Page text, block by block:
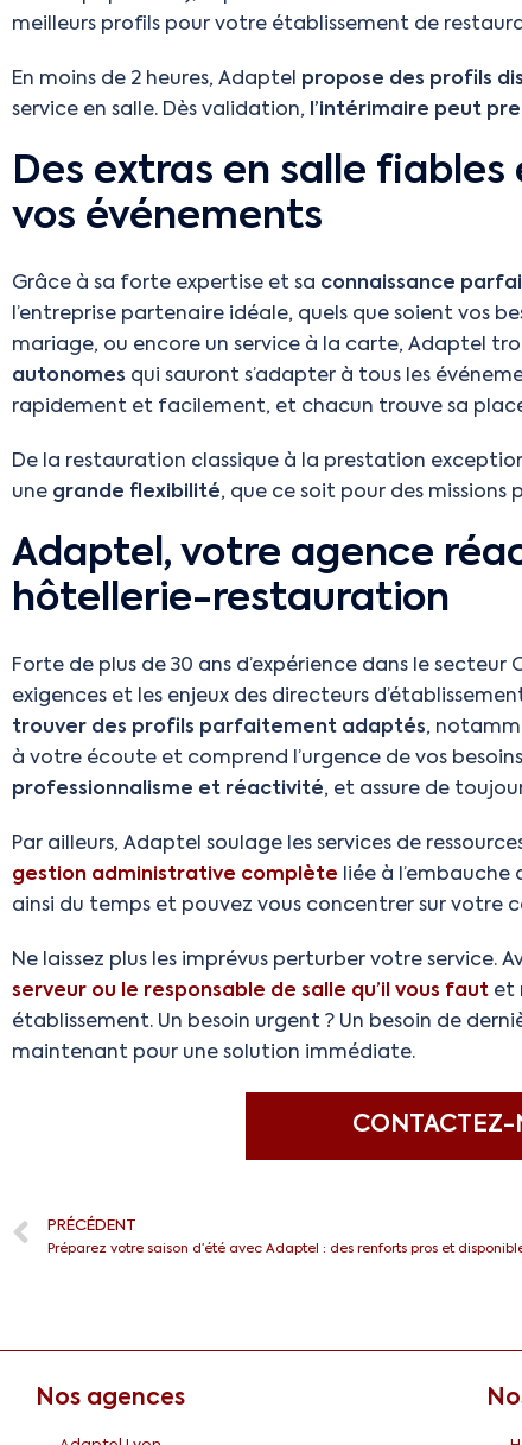
meilleurs profils pour votre établissement de
En moins de 2 heures, Adaptel propose des profils
service en salle. Dès validation, l’intérimaire peut
Des extras en salle
vos événements
Grâce à sa forte expertise et sa connaissance
l’entreprise partenaire idéale, quels que soient vos
mariage, ou encore un service à la carte, Adaptel
autonomes qui sauront s’adapter à tous les
rapidement et facilement, et chacun trouve sa
De la restauration classique à la prestation
une grande flexibilité, que ce soit pour des
Adaptel, votre agence
hôtellerie-restauration
Forte de plus de 30 ans d’expérience dans le
exigences et les enjeux des directeurs
trouver des profils parfaitement adaptés,
à votre écoute et comprend l’urgence de vos
professionnalisme et réactivité, et assure de
Par ailleurs, Adaptel soulage les services de
gestion administrative complète liée à
ainsi du temps et pouvez vous concentrer sur votre
Ne laissez plus les imprévus perturber votre service.
serveur ou le responsable de salle qu’il vous faut et
établissement. Un besoin urgent ? Un besoin de
maintenant pour une solution immédiate.
CONTACTEZ-
PRÉCÉDENT
Préparez votre saison d’été avec Adaptel : des renforts pros et
Nos agences